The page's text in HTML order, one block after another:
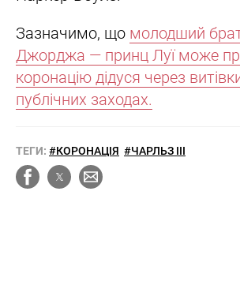
Зазначимо, що молодший
Джорджа — принц Луї може
коронацію дідуся через
публічних заходах.
ТЕГИ: #КОРОНАЦІЯ #ЧАРЛЬЗ III